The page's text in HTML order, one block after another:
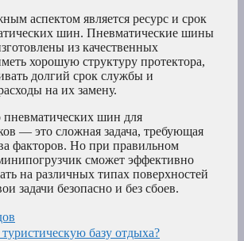
аспектом является ресурс и срок
шин. Пневматические шины
из качественных
хорошую структуру протектора,
долгий срок службы и
на их замену.
шин для
— это сложная задача, требующая
факторов. Но при правильном
сможет эффективно
на различных типах поверхностей
задачи безопасно и без сбоев.
базу отдыха?